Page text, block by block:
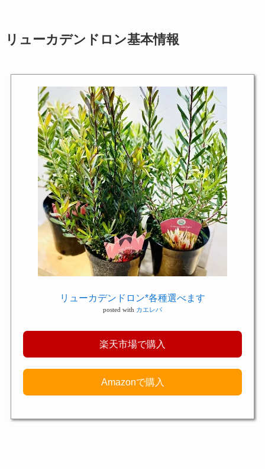
リューカデンドロン基本情報
リューカデンドロン*各種選べます
posted with カエレバ
楽天市場で購入
Amazonで購入